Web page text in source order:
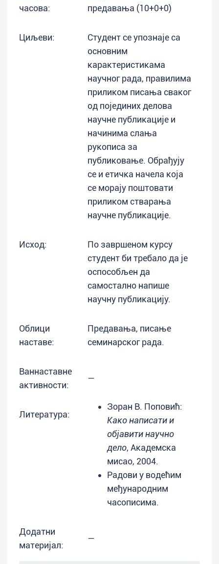
часова:
предавања (10+0+0)
Циљеви:
Студент се упознаје са
основним
карактеристикама
научног рада, правилима
приликом писања сваког
од појединих делова
научне публикације и
начинима слања
рукописа за
публиковање. Обрађују
се и етичка начела која
се морају поштовати
приликом стварања
научне публикације.
Исход:
По завршеном курсу
студент би требало да је
оспособљен да
самостално напише
научну публикацију.
Облици
наставе:
Предавања, писање
семинарског рада.
Ваннаставне
активности:
—
Литература:
Зоран В. Поповић:
Како написати и
објавити научно
дело, Академска
мисао, 2004.
Радови у водећим
међународним
часописима.
Додатни
материјал:
—